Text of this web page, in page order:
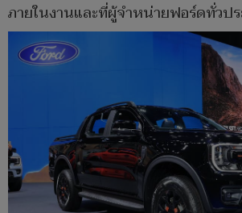
ภายในงานและที่ผู้จำหน่ายฟอร์ดทั่วปร